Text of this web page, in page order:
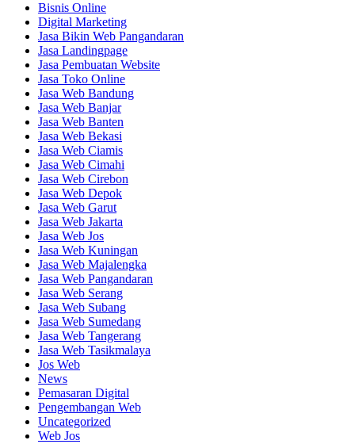
Bisnis Online
Digital Marketing
Jasa Bikin Web Pangandaran
Jasa Landingpage
Jasa Pembuatan Website
Jasa Toko Online
Jasa Web Bandung
Jasa Web Banjar
Jasa Web Banten
Jasa Web Bekasi
Jasa Web Ciamis
Jasa Web Cimahi
Jasa Web Cirebon
Jasa Web Depok
Jasa Web Garut
Jasa Web Jakarta
Jasa Web Jos
Jasa Web Kuningan
Jasa Web Majalengka
Jasa Web Pangandaran
Jasa Web Serang
Jasa Web Subang
Jasa Web Sumedang
Jasa Web Tangerang
Jasa Web Tasikmalaya
Jos Web
News
Pemasaran Digital
Pengembangan Web
Uncategorized
Web Jos